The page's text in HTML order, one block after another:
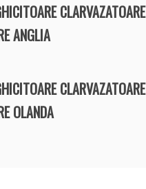
CLARVAZATOARE
ANGLIA
CLARVAZATOARE
OLANDA